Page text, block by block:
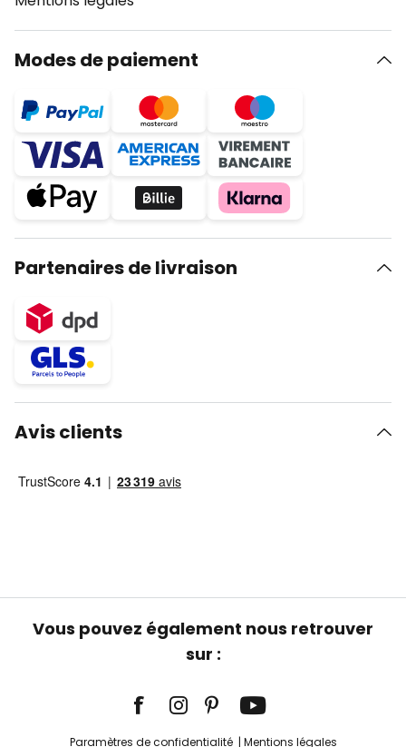
Modes de paiement
Partenaires de livraison
Avis clients
Vous pouvez également nous retrouver
sur :
Paramètres de confidentialité Mentions légales